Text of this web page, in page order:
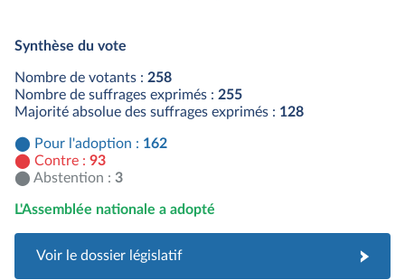
Synthèse du vote
Nombre de votants : 258
Nombre de suffrages exprimés : 255
Majorité absolue des suffrages exprimés : 128
Pour l'adoption : 162
Contre : 93
Abstention : 3
L'Assemblée nationale a adopté
Voir le dossier législatif